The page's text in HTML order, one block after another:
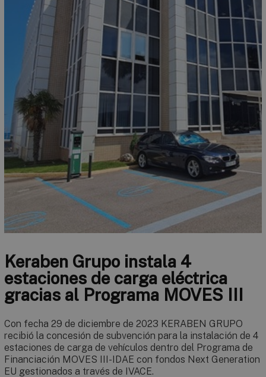
Keraben Grupo instala 4
estaciones de carga eléctrica
gracias al Programa MOVES III
Con fecha 29 de diciembre de 2023 KERABEN GRUPO
recibió la concesión de subvención para la instalación de 4
estaciones de carga de vehículos dentro del Programa de
Financiación MOVES III-IDAE con fondos Next Generation
EU gestionados a través de IVACE.